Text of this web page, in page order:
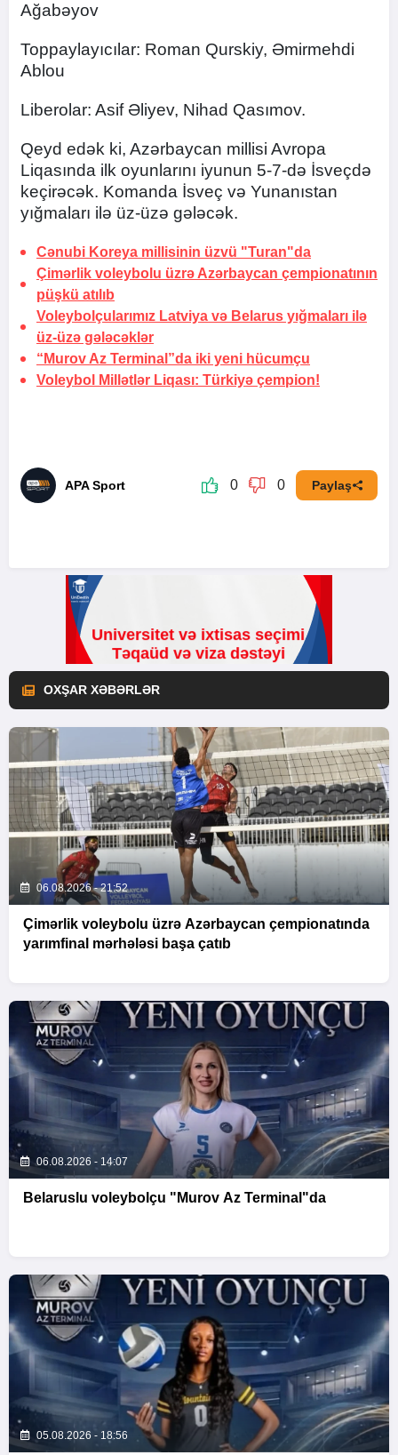
Ağabəyov
Toppaylayıcılar: Roman Qurskiy, Əmirmehdi
Ablou
Liberolar: Asif Əliyev, Nihad Qasımov.
Qeyd edək ki, Azərbaycan millisi Avropa
Liqasında ilk oyunlarını iyunun 5-7-də İsveçdə
keçirəcək. Komanda İsveç və Yunanıstan
yığmaları ilə üz-üzə gələcək.
Cənubi Koreya millisinin üzvü "Turan"da
Çimərlik voleybolu üzrə Azərbaycan çempionatının
püşkü atılıb
Voleybolçularımız Latviya və Belarus yığmaları ilə
üz-üzə gələcəklər
“Murov Az Terminal”da iki yeni hücumçu
Voleybol Millətlər Liqası: Türkiyə çempion!
APA Sport 0 0 Paylaş
OXŞAR XƏBƏRLƏR
06.08.2026 - 21:52
Çimərlik voleybolu üzrə Azərbaycan çempionatında
yarımfinal mərhələsi başa çatıb
06.08.2026 - 14:07
Belaruslu voleybolçu "Murov Az Terminal"da
05.08.2026 - 18:56